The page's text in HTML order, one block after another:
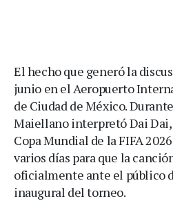
El hecho que generó la
junio en el Aeropuerto
de Ciudad de México.
Maiellano interpretó Dai
Copa Mundial de la FIFA
varios días para que la
oficialmente ante el público
inaugural del torneo.